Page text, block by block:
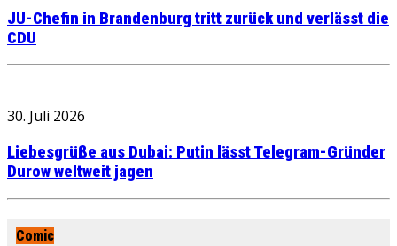
JU-Chefin in Brandenburg tritt zurück und verlässt die
CDU
30. Juli 2026
Liebesgrüße aus Dubai: Putin lässt Telegram-Gründer
Durow weltweit jagen
Comic